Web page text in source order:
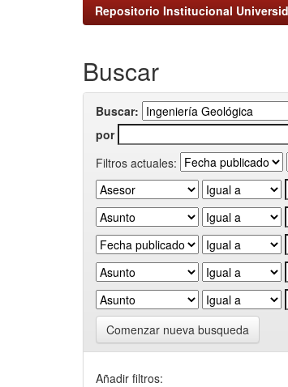
Repositorio Institucional
Buscar
Buscar:
por
Filtros actuales:
Comenzar nueva busqueda
Añadir filtros: